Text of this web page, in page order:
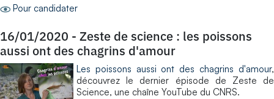
Pour candidater
16/01/2020 - Zeste de science : les poissons
aussi ont des chagrins d'amour
Les poissons aussi ont des chagrins d'amour,
découvrez le dernier épisode de Zeste de
Science, une chaîne YouTube du CNRS.